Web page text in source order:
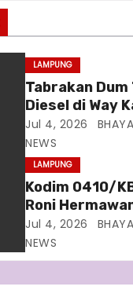
LAMPUNG
Tabrakan
Diesel di Way
Pengemudi
Jul 4, 2026
NEWS
LAMPUNG
Kodim 0410/
Roni
Dalam
Bhayangkara
Jul 4, 2026
NEWS